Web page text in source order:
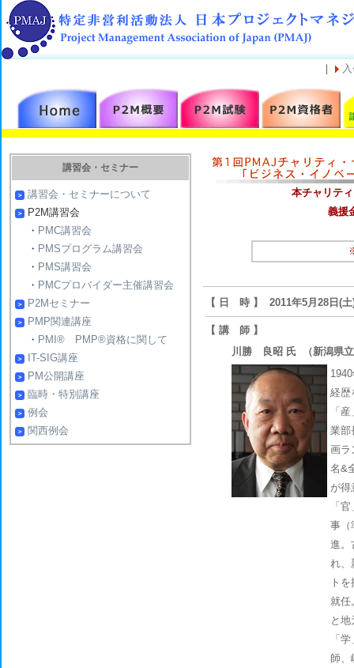
｜
講習会・セミナー
講習会・セミナーについて
P2M講習会
・ PMC講習会
・ PMSプログラム講習会
・ PMS講習会
・ PMCプロバイダー主催講習会
P2Mセミナー
PMP関連講座
・ PMI® PMP®資格に関して
IT-SIG講座
PM公開講座
臨時・特別講座
例会
関西例会
本チャリテ
義援
【 日 時 】 2011年5月28日(土
【 講 師 】
川勝 良昭 氏 （新潟県立
経歴
「
業部
画ラ
名&
が得
「
事（
進。
れ、
ト
就任
と
「
師、